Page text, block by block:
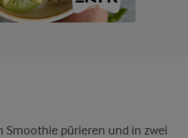
Smoothie pürieren und in zwei